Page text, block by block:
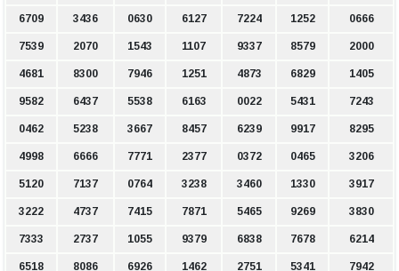
6709 3436 0630 6127 7224 1252 0666
7539 2070 1543 1107 9337 8579 2000
4681 8300 7946 1251 4873 6829 1405
9582 6437 5538 6163 0022 5431 7243
0462 5238 3667 8457 6239 9917 8295
4998 6666 7771 2377 0372 0465 3206
5120 7137 0764 3238 3460 1330 3917
3222 4737 7415 7871 5465 9269 3830
7333 2737 1055 9379 6838 7678 6214
6518 8086 6926 1462 2751 5341 7942